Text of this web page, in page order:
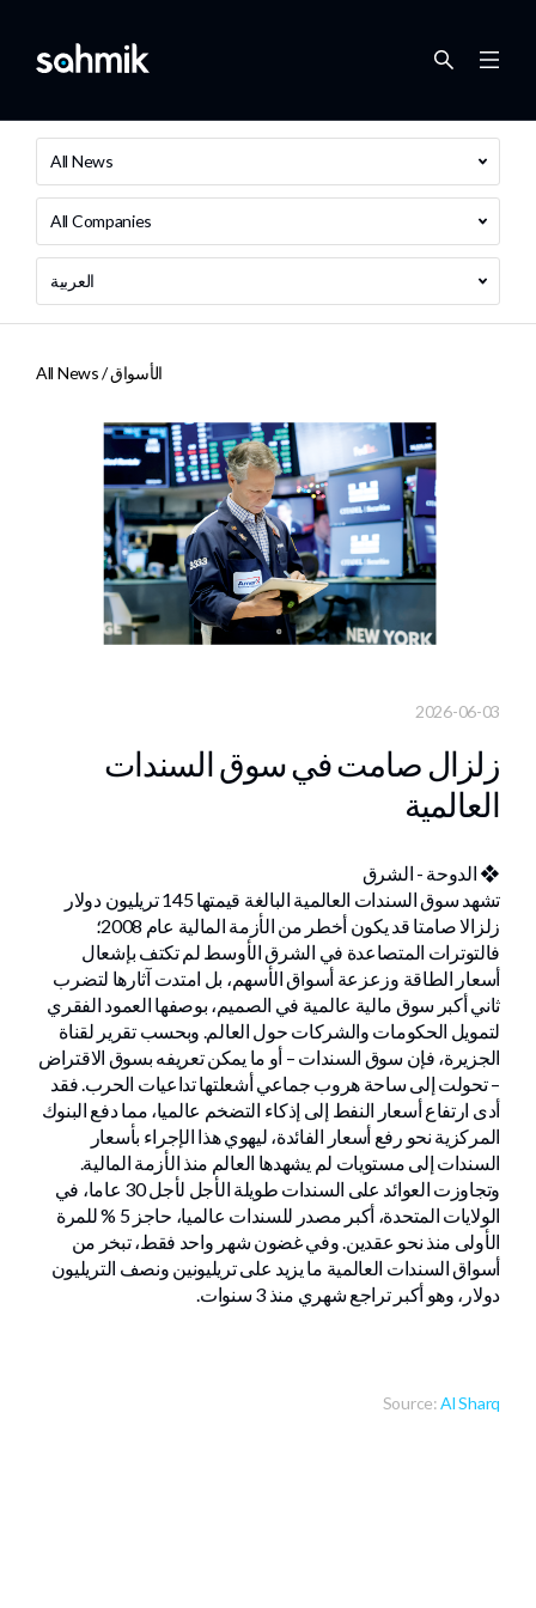
All News
All Companies
العربية
All News /الأسواق
2026-06-03
زلزال صامت في سوق السندات
العالمية
❖ الدوحة - الشرق
تشهد سوق السندات العالمية البالغة قيمتها 145 تريليون دولار
زلزالا صامتا قد يكون أخطر من الأزمة المالية عام 2008؛
فالتوترات المتصاعدة في الشرق الأوسط لم تكتف بإشعال
أسعار الطاقة وزعزعة أسواق الأسهم، بل امتدت آثارها لتضرب
ثاني أكبر سوق مالية عالمية في الصميم، بوصفها العمود الفقري
لتمويل الحكومات والشركات حول العالم. وبحسب تقرير لقناة
الجزيرة، فإن سوق السندات – أو ما يمكن تعريفه بسوق الاقتراض
– تحولت إلى ساحة هروب جماعي أشعلتها تداعيات الحرب. فقد
أدى ارتفاع أسعار النفط إلى إذكاء التضخم عالميا، مما دفع البنوك
المركزية نحو رفع أسعار الفائدة، ليهوي هذا الإجراء بأسعار
السندات إلى مستويات لم يشهدها العالم منذ الأزمة المالية.
وتجاوزت العوائد على السندات طويلة الأجل لأجل 30 عاما، في
الولايات المتحدة، أكبر مصدر للسندات عالميا، حاجز 5 % للمرة
الأولى منذ نحو عقدين. وفي غضون شهر واحد فقط، تبخر من
أسواق السندات العالمية ما يزيد على تريليونين ونصف التريليون
دولار، وهو أكبر تراجع شهري منذ 3 سنوات.
Source:Al Sharq